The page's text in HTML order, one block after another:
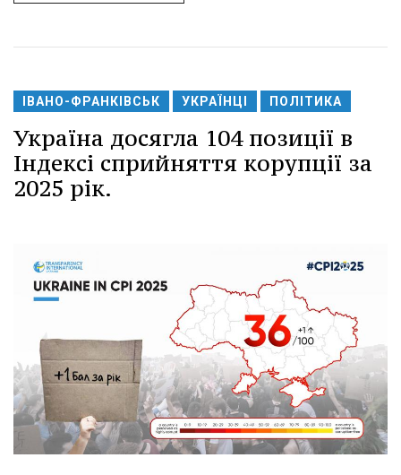
ІВАНО-ФРАНКІВСЬК УКРАЇНЦІ ПОЛІТИКА
Україна досягла 104 позиції в
Індексі сприйняття корупції за
2025 рік.